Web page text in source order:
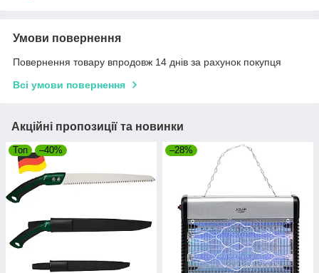
Умови повернення
Повернення товару впродовж 14 днів за рахунок покупця
Всі умови повернення
Акційні пропозиції та новинки
Топ –40% –28%